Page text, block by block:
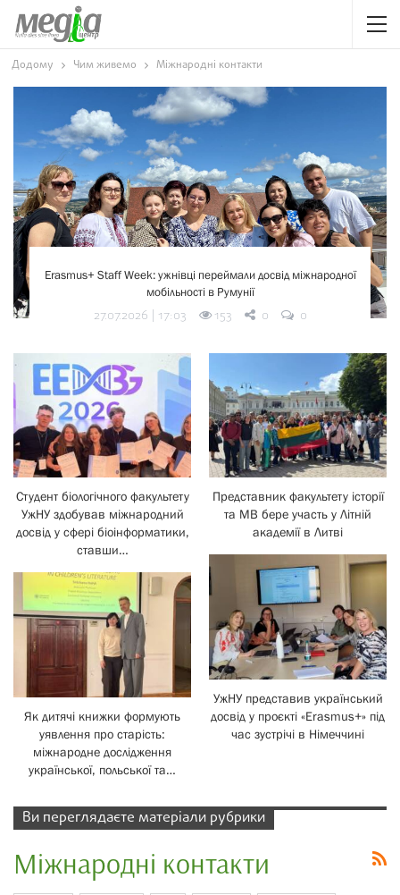
Додому Чим живемо Міжнародні контакти
Erasmus+ Staff Week: ужнівці переймали досвід міжнародної
мобільності в Румунії
27.07.2026 | 17:03 153 0 0
Студент біологічного факультету
УжНУ здобував міжнародний
досвід у сфері біоінформатики,
ставши…
Як дитячі книжки формують
уявлення про старість:
міжнародне дослідження
української, польської та…
Представник факультету історії
та МВ бере участь у Літній
академії в Литві
УжНУ представив український
досвід у проєкті «Erasmus+» під
час зустрічі в Німеччині
Ви переглядаєте матеріали рубрики
Міжнародні контакти